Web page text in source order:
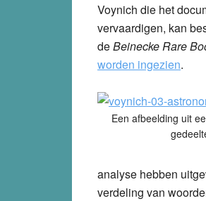
Voynich die het
vervaardigen, kan
deBeinecke Rare
worden ingezien.
Een afbeelding uit
analyse hebben
verdeling van